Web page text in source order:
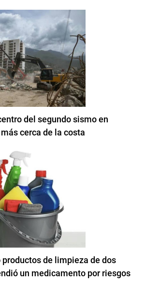
del segundo sismo en
cerca de la costa
de limpieza de dos
un medicamento por riesgos